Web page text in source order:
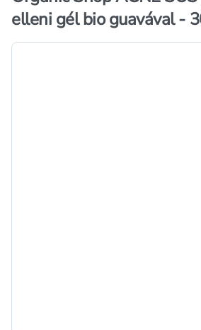
elleni gél bio guavával -